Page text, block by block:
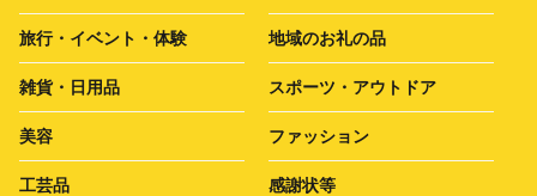
旅行・イベント・体験 地域のお礼の品
雑貨・日用品 スポーツ・アウトドア
美容 ファッション
工芸品 感謝状等